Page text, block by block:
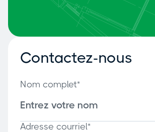
Contactez-nous
Nom complet*
Adresse courriel*